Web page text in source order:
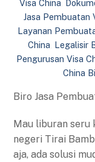
Visa China
Jasa Pembuatan
Layanan
China Legalisir
Pengurusan Visa
China
Biro Jasa
Mau liburan seru
negeri Tirai
aja, ada solusi